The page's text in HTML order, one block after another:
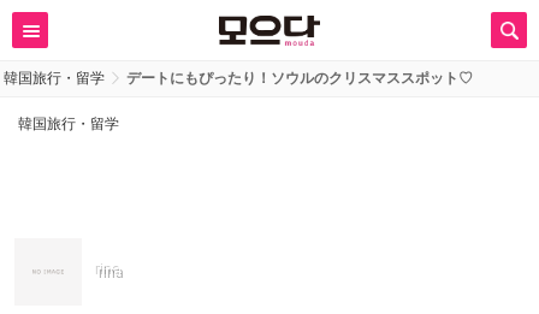
韓国旅行・留学 デートにもぴったり！ソウルのクリスマススポット♡
韓国旅行・留学
rina